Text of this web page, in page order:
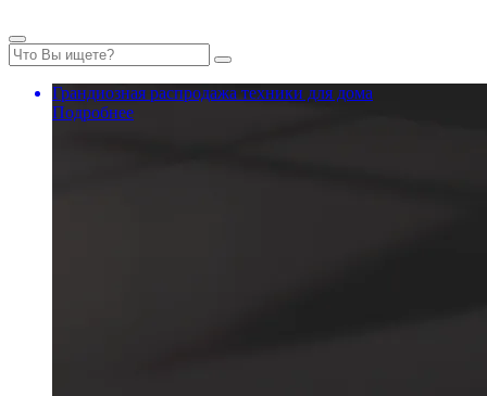
Грандиозная распродажа техники для дома
Подробнее